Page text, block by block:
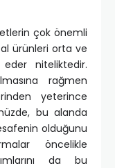
çok önemli
ürünleri orta ve
niteliktedir.
rağmen
yeterince
bu alanda
olduğunu
öncelikle
da bu